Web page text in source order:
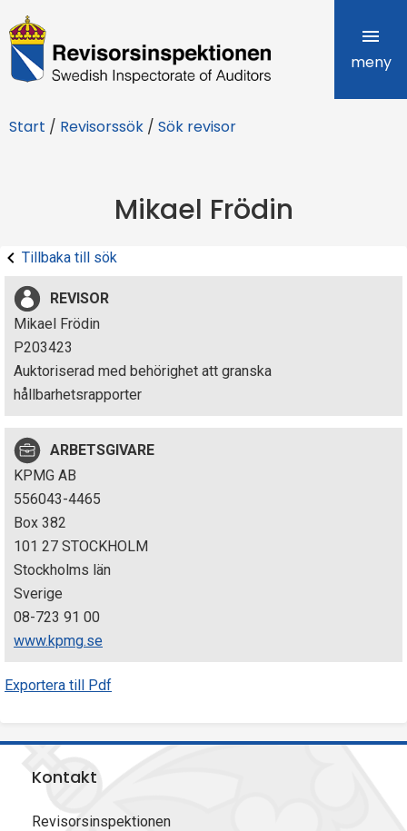
R
e
i
r
s
i
n
s
p
e
k
t
i
o
n
e
meny
Start / Revisorssök / Sök revisor
Mikael Frödin
Tillbaka till sök
REVISOR
Mikael Frödin
P203423
Auktoriserad med behörighet att granska
hållbarhetsrapporter
ARBETSGIVARE
KPMG AB
556043-4465
Box 382
101 27 STOCKHOLM
Stockholms län
Sverige
08-723 91 00
www.kpmg.se
Exportera till Pdf
Kontakt
Revisorsinspektionen